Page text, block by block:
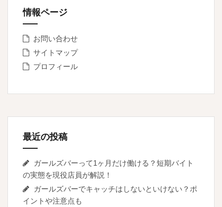
情報ページ
お問い合わせ
サイトマップ
プロフィール
最近の投稿
ガールズバーって1ヶ月だけ働ける？短期バイト
の実態を現役店員が解説！
ガールズバーでキャッチはしないといけない？ポ
イントや注意点も